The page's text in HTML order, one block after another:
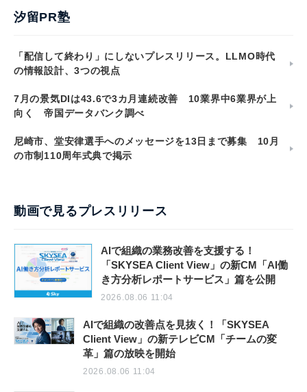
汐留PR塾
「配信して終わり」にしないプレスリリース。LLMO時代
の情報設計、3つの視点
7月の景気DIは43.6で3カ月連続改善 10業界中6業界が上
向く 帝国データバンク調べ
尼崎市、堂安律選手へのメッセージを13日まで募集 10月
の市制110周年式典で掲示
動画で見るプレスリリース
AIで組織の業務改善を支援する！
「SKYSEA Client View」の新CM「AI働
き方分析レポートサービス」篇を公開
2026.08.06 11:04
AIで組織の改善点を見抜く！「SKYSEA
Client View」の新テレビCM「チームの変
革」篇の放映を開始
2026.08.06 11:04